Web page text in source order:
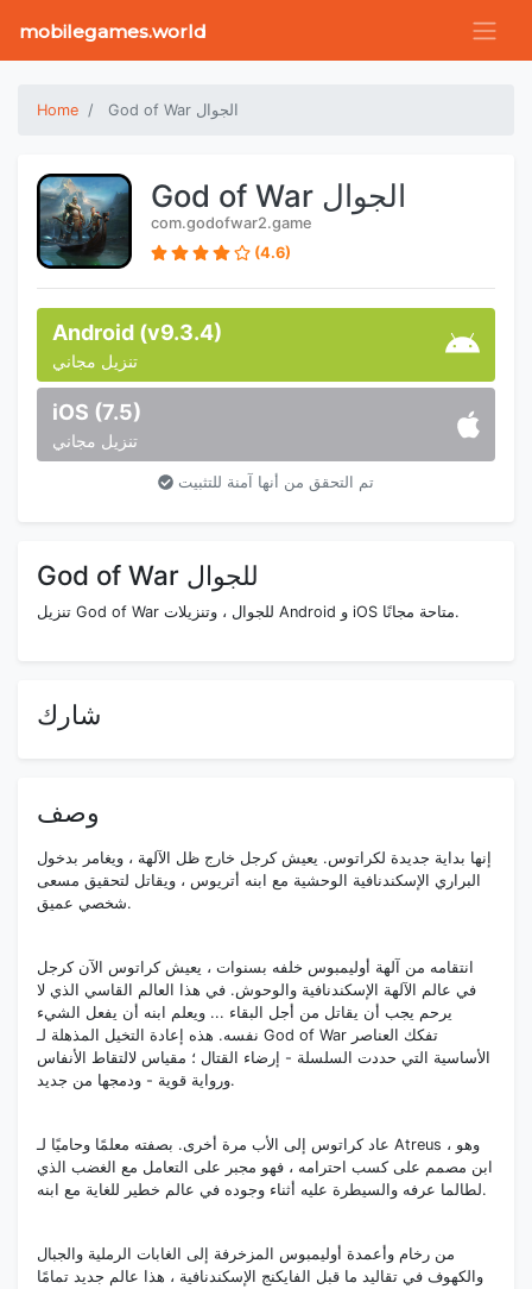
mobilegames.world
Home God of War الجوال
God of War الجوال
com.godofwar2.game
(4.6)
Android (v9.3.4)
تنزيل مجاني
iOS (7.5)
تنزيل مجاني
تم التحقق من أنها آمنة للتثبيت
God of War للجوال
تنزيل God of War للجوال ، وتنزيلات Android و iOS متاحة مجانًا.
شارك
وصف
إنها بداية جديدة لكراتوس. يعيش كرجل خارج ظل الآلهة ، ويغامر بدخول
البراري الإسكندنافية الوحشية مع ابنه أتريوس ، ويقاتل لتحقيق مسعى
شخصي عميق.
انتقامه من آلهة أوليمبوس خلفه بسنوات ، يعيش كراتوس الآن كرجل
في عالم الآلهة الإسكندنافية والوحوش. في هذا العالم القاسي الذي لا
يرحم يجب أن يقاتل من أجل البقاء ... ويعلم ابنه أن يفعل الشيء
نفسه. هذه إعادة التخيل المذهلة لـ God of War تفكك العناصر
الأساسية التي حددت السلسلة - إرضاء القتال ؛ مقياس لالتقاط الأنفاس
ورواية قوية - ودمجها من جديد.
عاد كراتوس إلى الأب مرة أخرى. بصفته معلمًا وحاميًا لـ Atreus ، وهو
ابن مصمم على كسب احترامه ، فهو مجبر على التعامل مع الغضب الذي
لطالما عرفه والسيطرة عليه أثناء وجوده في عالم خطير للغاية مع ابنه.
من رخام وأعمدة أوليمبوس المزخرفة إلى الغابات الرملية والجبال
والكهوف في تقاليد ما قبل الفايكنج الإسكندنافية ، هذا عالم جديد تمامًا